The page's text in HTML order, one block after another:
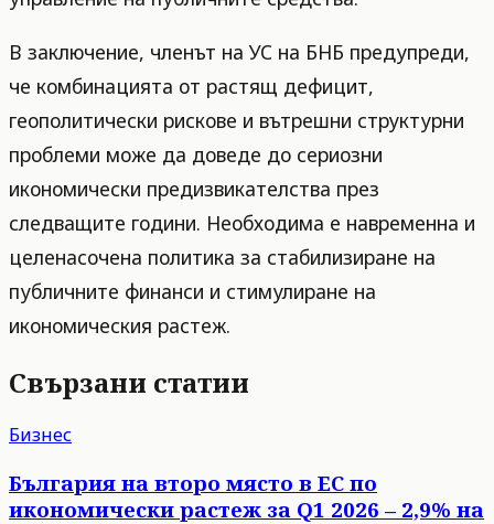
В заключение, членът на УС на БНБ предупреди,
че комбинацията от растящ дефицит,
геополитически рискове и вътрешни структурни
проблеми може да доведе до сериозни
икономически предизвикателства през
следващите години. Необходима е навременна и
целенасочена политика за стабилизиране на
публичните финанси и стимулиране на
икономическия растеж.
Свързани статии
Бизнес
България на второ място в ЕС по
икономически растеж за Q1 2026 – 2,9% на